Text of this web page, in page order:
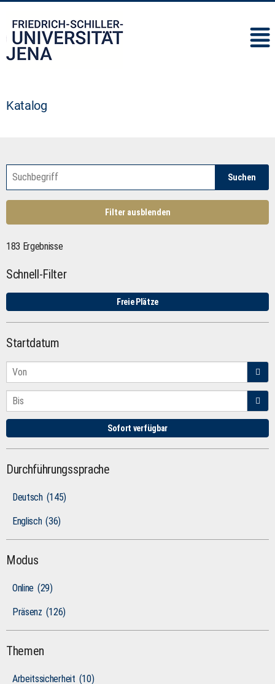
Katalog
Suchen
Filter ausblenden
183 Ergebnisse
Schnell-Filter
Freie Plätze
Startdatum
Sofort verfügbar
Durchführungssprache
Deutsch (145)
Englisch (36)
Modus
Online (29)
Präsenz (126)
Themen
Arbeitssicherheit (10)